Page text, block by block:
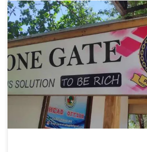
Un serpent de mer, le projet
bateaux rapides venant de
aux iles Gili est ancien
d’actualité. Il est
prochainement, le dernier
février 2023. Situation
possible de faire le trajet
directement sans